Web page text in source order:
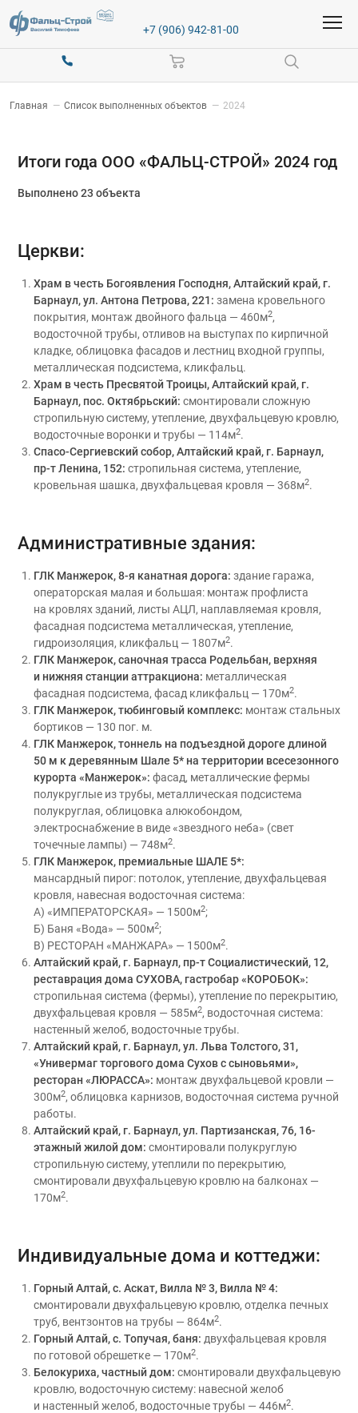
+7 (906) 942-81-00
Главная — Список выполненных объектов — 2024
Итоги года ООО «ФАЛЬЦ-СТРОЙ» 2024 год
Выполнено 23 объекта
Церкви:
Храм в честь Богоявления Господня, Алтайский край, г.
Барнаул, ул. Антона Петрова, 221: замена кровельного
покрытия, монтаж двойного фальца — 460м2,
водосточной трубы, отливов на выступах по кирпичной
кладке, облицовка фасадов и лестниц входной группы,
металлическая подсистема, кликфальц.
Храм в честь Пресвятой Троицы, Алтайский край, г.
Барнаул, пос. Октябрьский: смонтировали сложную
стропильную систему, утепление, двухфальцевую кровлю,
водосточные воронки и трубы — 114м2.
Спасо-Сергиевский собор, Алтайский край, г. Барнаул,
пр-т Ленина, 152: стропильная система, утепление,
кровельная шашка, двухфальцевая кровля — 368м2.
Административные здания:
ГЛК Манжерок, 8-я канатная дорога: здание гаража,
операторская малая и большая: монтаж профлиста
на кровлях зданий, листы АЦЛ, наплавляемая кровля,
фасадная подсистема металлическая, утепление,
гидроизоляция, кликфальц — 1807м2.
ГЛК Манжерок, саночная трасса Родельбан, верхняя
и нижняя станции аттракциона: металлическая
фасадная подсистема, фасад кликфальц — 170м2.
ГЛК Манжерок, тюбинговый комплекс: монтаж стальных
бортиков — 130 пог. м.
ГЛК Манжерок, тоннель на подъездной дороге длиной
50 м к деревянным Шале 5* на территории всесезонного
курорта «Манжерок»: фасад, металлические фермы
полукруглые из трубы, металлическая подсистема
полукруглая, облицовка алюкобондом,
электроснабжение в виде «звездного неба» (свет
точечные лампы) — 748м2.
ГЛК Манжерок, премиальные ШАЛЕ 5*:
мансардный пирог: потолок, утепление, двухфальцевая
кровля, навесная водосточная система:
А) «ИМПЕРАТОРСКАЯ» — 1500м2;
Б) Баня «Вода» — 500м2;
В) РЕСТОРАН «МАНЖАРА» — 1500м2.
Алтайский край, г. Барнаул, пр-т Социалистический, 12,
реставрация дома СУХОВА, гастробар «КОРОБОК»:
стропильная система (фермы), утепление по перекрытию,
двухфальцевая кровля — 585м2, водосточная система:
настенный желоб, водосточные трубы.
Алтайский край, г. Барнаул, ул. Льва Толстого, 31,
«Универмаг торгового дома Сухов с сыновьями»,
ресторан «ЛЮРАССА»: монтаж двухфальцевой кровли —
300м2, облицовка карнизов, водосточная система ручной
работы.
Алтайский край, г. Барнаул, ул. Партизанская, 76, 16-
этажный жилой дом: смонтировали полукруглую
стропильную систему, утеплили по перекрытию,
смонтировали двухфальцевую кровлю на балконах —
170м2.
Индивидуальные дома и коттеджи:
Горный Алтай, с. Аскат, Вилла № 3, Вилла № 4:
смонтировали двухфальцевую кровлю, отделка печных
труб, вентзонтов на трубы — 864м2.
Горный Алтай, с. Топучая, баня: двухфальцевая кровля
по готовой обрешетке — 170м2.
Белокуриха, частный дом: смонтировали двухфальцевую
кровлю, водосточную систему: навесной желоб
и настенный желоб, водосточные трубы — 446м2.